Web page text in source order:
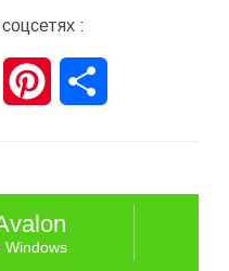
:
Twitter Pinterest
Windows